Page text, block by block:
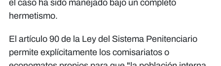
el caso ha sido manejado bajo un completo
hermetismo.
El artículo 90 de la Ley del Sistema Penitenciario
permite explícitamente los comisariatos o